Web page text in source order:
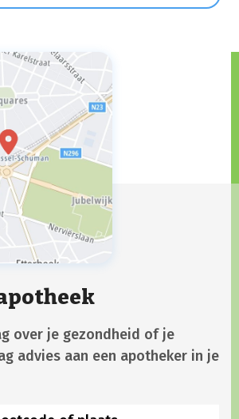
handen goed te wassen of
bent of wanneer je
bereiden.
over je gezondheid of je
advies aan een apotheker in je